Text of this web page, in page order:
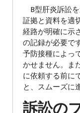
B型肝炎訴訟
証拠と資料を適
経路が明確に示
の記録が必要で
予防接種によっ
かせません。ま
に依頼する前に
と、スムーズに
訴訟の